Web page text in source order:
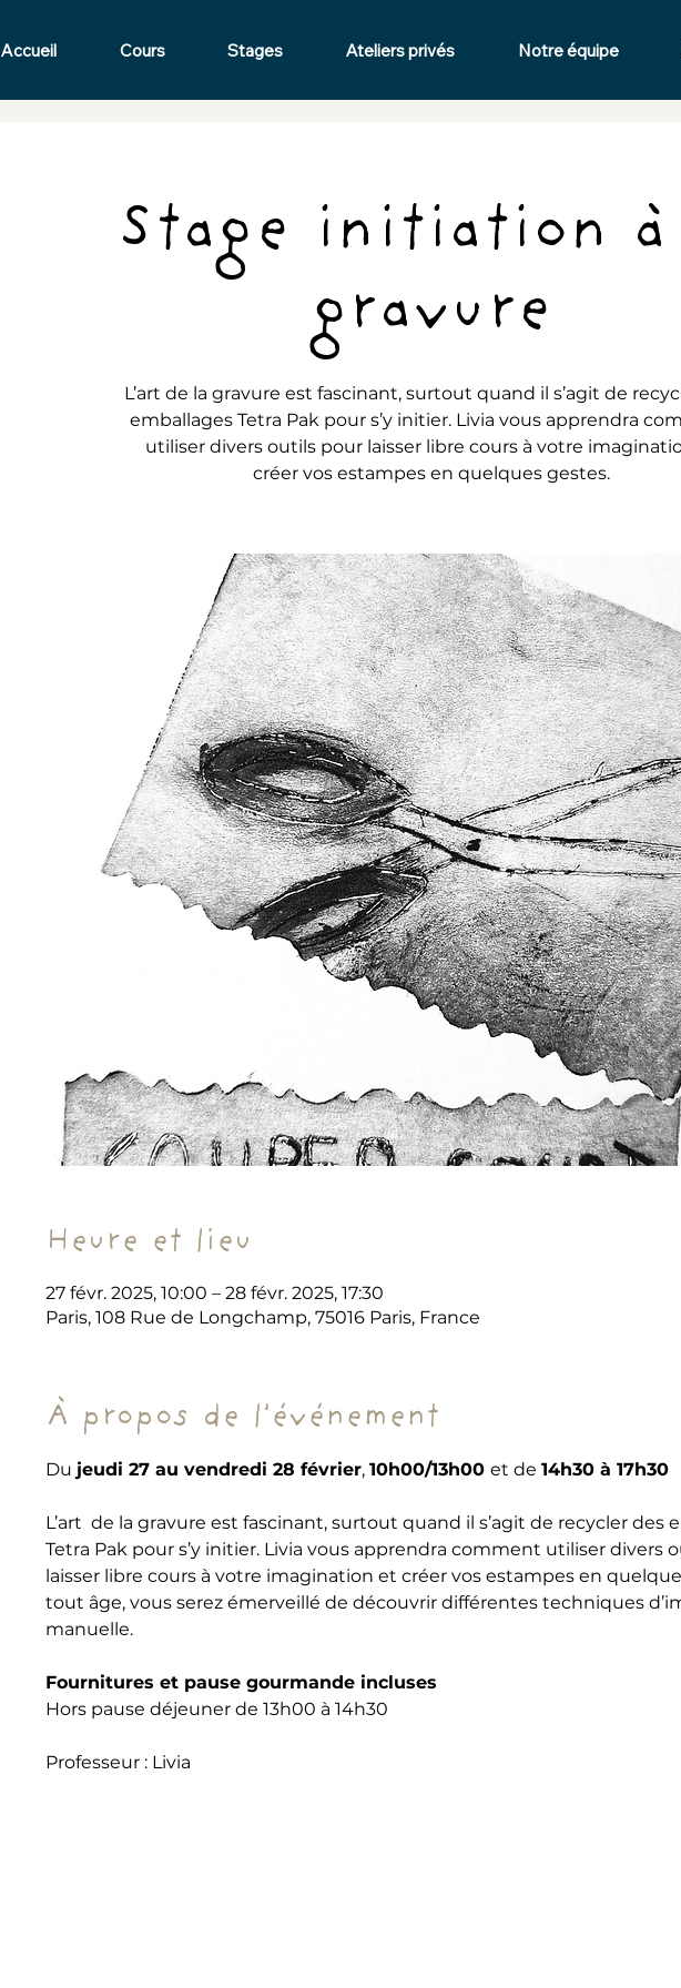
Accueil Cours Stages Ateliers privés Notre équipe
Stage initiation
gravure
L’art de la gravure est fascinant, surtout quand il s’agit de
emballages Tetra Pak pour s’y initier. Livia vous apprendra
utiliser divers outils pour laisser libre cours à votre
créer vos estampes en quelques gestes.
Heure et lieu
27 févr. 2025, 10:00 – 28 févr. 2025, 17:30
Paris, 108 Rue de Longchamp, 75016 Paris, France
À propos de l'événement
Du jeudi 27 au vendredi 28 février, 10h00/13h00 et de 14h30 à 17h30
L’art  de la gravure est fascinant, surtout quand il s’agit de recycler des
Tetra Pak pour s’y initier. Livia vous apprendra comment utiliser divers
laisser libre cours à votre imagination et créer vos estampes en
tout âge, vous serez émerveillé de découvrir différentes techniques
manuelle.
Fournitures et pause gourmande incluses
Hors pause déjeuner de 13h00 à 14h30
Professeur : Livia